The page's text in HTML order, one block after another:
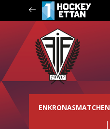
ENKRONASMATCHEN